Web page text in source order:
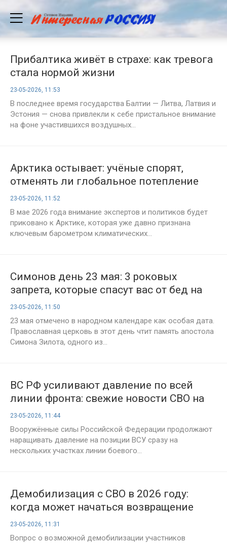
Прибалтика живёт в страхе: как тревога
стала нормой жизни
23-05-2026, 11:53
В последнее время государства Балтии — Литва, Латвия и
Эстония — снова привлекли к себе пристальное внимание
на фоне участившихся воздушных...
Арктика остывает: учёные спорят,
отменять ли глобальное потепление
23-05-2026, 11:52
В мае 2026 года внимание экспертов и политиков будет
приковано к Арктике, которая уже давно признана
ключевым барометром климатических...
Симонов день 23 мая: 3 роковых
запрета, которые спасут вас от бед на
годы вперед
23-05-2026, 11:50
23 мая отмечено в народном календаре как особая дата.
Православная церковь в этот день чтит память апостола
Симона Зилота, одного из...
ВС РФ усиливают давление по всей
линии фронта: свежие новости СВО на
23 мая 2026 года, карты боевых
действий и военная сводка
23-05-2026, 11:44
Вооружённые силы Российской Федерации продолжают
наращивать давление на позиции ВСУ сразу на
нескольких участках линии боевого...
Демобилизация с СВО в 2026 году:
когда может начаться возвращение
мобилизованных, последние новости
на 23 мая
23-05-2026, 11:31
Вопрос о возможной демобилизации участников